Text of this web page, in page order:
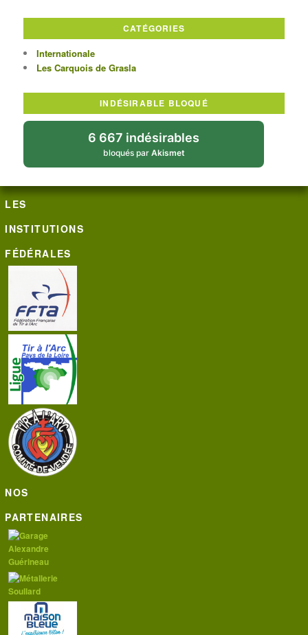
CATÉGORIES
Internationale
Les Carquois de Grasla
INDÉSIRABLE BLOQUÉ
6 667 indésirables
bloqués par Akismet
LES
INSTITUTIONS
FÉDÉRALES
NOS
PARTENAIRES